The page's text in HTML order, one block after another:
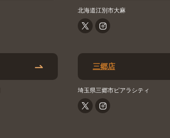
北海道江別市大麻
三郷店
埼玉県三郷市ピアラシティ